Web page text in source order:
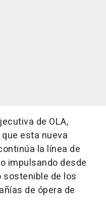
de OLA,
esta nueva
la línea de
impulsando desde
sostenible de los
de ópera de